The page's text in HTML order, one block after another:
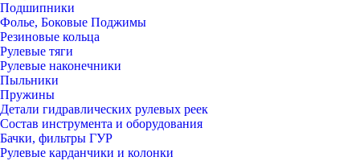
Подшипники
Фолье, Боковые Поджимы
Резиновые кольца
Рулевые тяги
Рулевые наконечники
Пыльники
Пружины
Детали гидравлических рулевых реек
Состав инструмента и оборудования
Бачки, фильтры ГУР
Рулевые карданчики и колонки